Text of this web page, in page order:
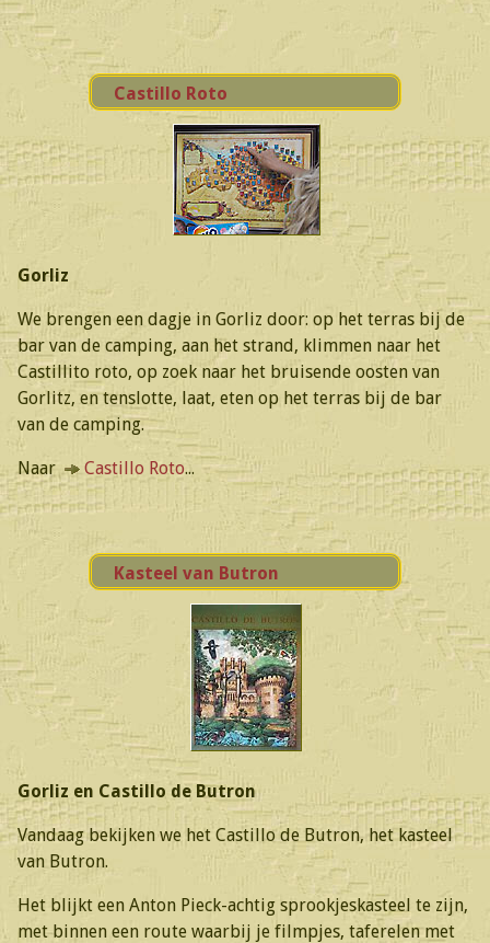
Castillo Roto
Gorliz
We brengen een dagje in Gorliz door: op het terras bij de
bar van de camping, aan het strand, klimmen naar het
Castillito roto, op zoek naar het bruisende oosten van
Gorlitz, en tenslotte, laat, eten op het terras bij de bar
van de camping.
Naar Castillo Roto...
Kasteel van Butron
Gorliz en Castillo de Butron
Vandaag bekijken we het Castillo de Butron, het kasteel
van Butron.
Het blijkt een Anton Pieck-achtig sprookjeskasteel te zijn,
met binnen een route waarbij je filmpjes, taferelen met